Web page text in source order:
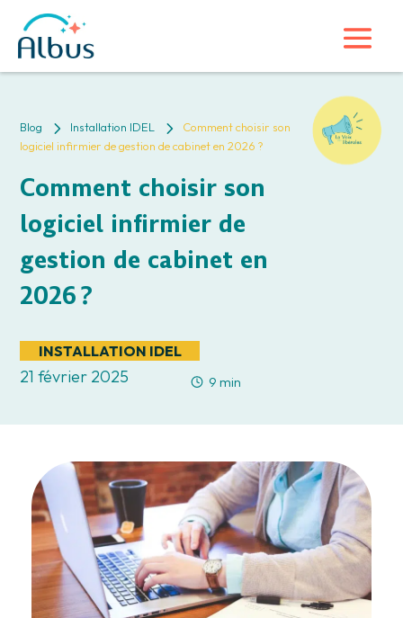
Blog 5 Installation IDEL 5
Comment choisir son
logiciel infirmier de gestion de cabinet en 2026 ?
Comment choisir son
logiciel infirmier de
gestion de cabinet en
2026 ?
INSTALLATION IDEL
21 février 2025 9 min